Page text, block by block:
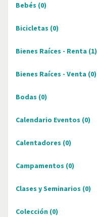
Bebés (0)
Bicicletas (0)
Bienes Raíces - Renta (1)
Bienes Raíces - Venta (0)
Bodas (0)
Calendario Eventos (0)
Calentadores (0)
Campamentos (0)
Clases y Seminarios (0)
Colección (0)